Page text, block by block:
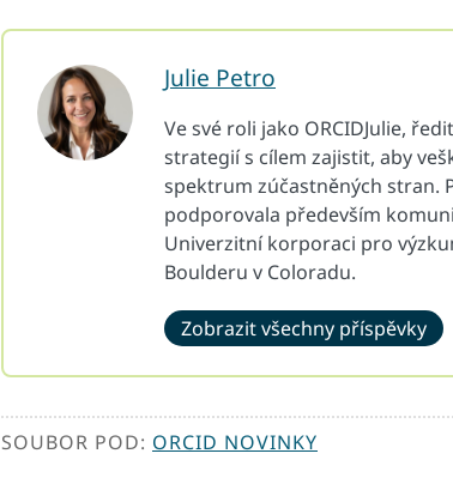
Julie Petro
Ve své roli jako ORCIDJulie,
strategií s cílem zajistit, aby
spektrum zúčastněných stran.
podporovala především
Univerzitní korporaci pro
Boulderu v Coloradu.
Zobrazit všechny příspěvky
SOUBOR POD: ORCID NOVINKY